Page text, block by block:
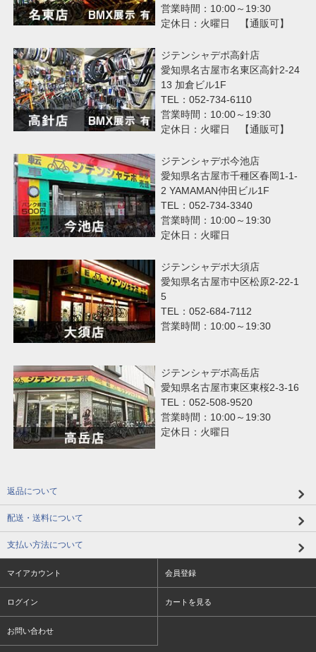
営業時間：10:00～19:30
定休日：火曜日 【通販可】
ジテンシャデポ高針店
愛知県名古屋市名東区高針2-24
13 加倉ビル1F
TEL：052-734-6110
営業時間：10:00～19:30
定休日：火曜日 【通販可】
ジテンシャデポ今池店
愛知県名古屋市千種区春岡1-1-
2 YAMAMAN仲田ビル1F
TEL：052-734-3340
営業時間：10:00～19:30
定休日：火曜日
ジテンシャデポ大須店
愛知県名古屋市中区松原2-22-1
5
TEL：052-684-7112
営業時間：10:00～19:30
ジテンシャデポ高岳店
愛知県名古屋市東区東桜2-3-16
TEL：052-508-9520
営業時間：10:00～19:30
定休日：火曜日
返品について
配送・送料について
支払い方法について
マイアカウント 会員登録
ログイン カートを見る
お問い合わせ